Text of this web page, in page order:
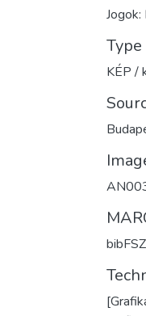
Jogok:
Type
KÉP /